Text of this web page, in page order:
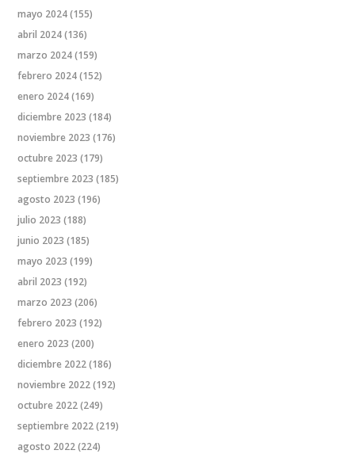
mayo 2024(155)
abril 2024(136)
marzo 2024(159)
febrero 2024(152)
enero 2024(169)
diciembre 2023 (184)
noviembre 2023 (176)
octubre 2023 (179)
septiembre 2023 (185)
agosto 2023 (196)
julio 2023 (188)
junio 2023 (185)
mayo 2023 (199)
abril 2023 (192)
marzo 2023 (206)
febrero 2023 (192)
enero 2023 (200)
diciembre 2022(186)
noviembre 2022(192)
octubre 2022(249)
septiembre 2022(219)
agosto 2022(224)